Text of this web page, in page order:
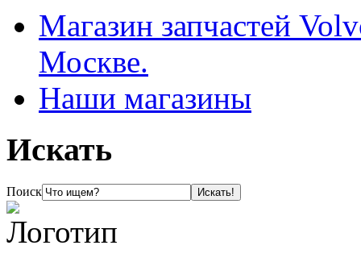
Магазин запчастей
Москве.
Наши магазины
Искать
Поиск